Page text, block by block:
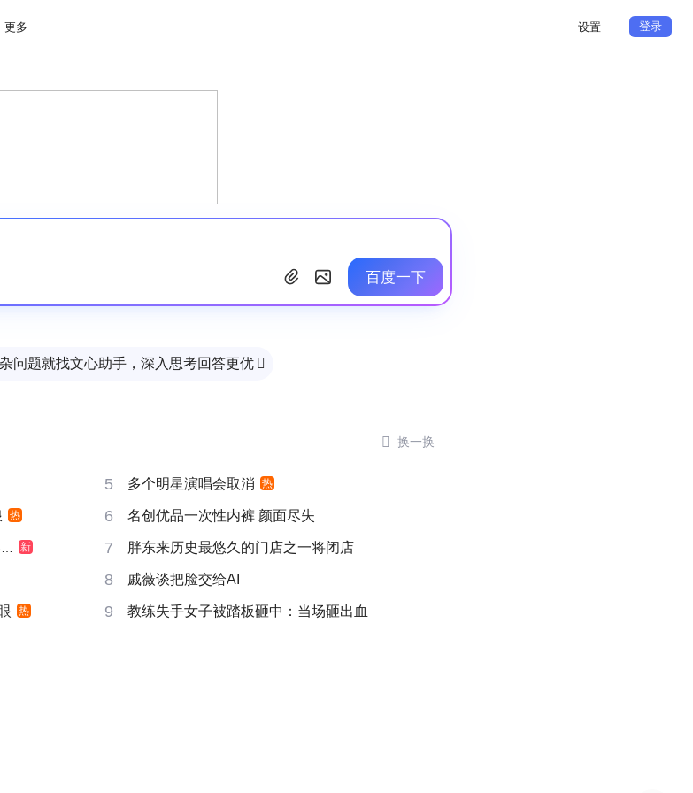
更多 设置 登录
百度一下
问题就找文心助手，深入思考回答更优 
 换一换
5 多个明星演唱会取消 热
热 6 名创优品一次性内裤 颜面尽失
新 7 胖东来历史最悠久的门店之一将闭店
8 戚薇谈把脸交给AI
热 9 教练失手女子被踏板砸中：当场砸出血